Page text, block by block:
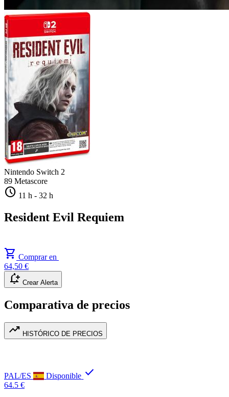
Nintendo Switch 2
89 Metascore
schedule 11 h - 32 h
Resident Evil Requiem
shopping_cart Comprar en
64,50 €
notification_add Crear Alerta
Comparativa de precios
trending_up HISTÓRICO DE PRECIOS
PAL/ES Disponible check
64.5 €